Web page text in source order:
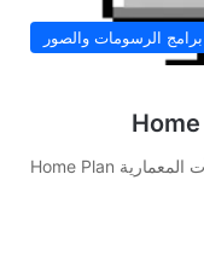
برامج الرسومات والصور
تحميل برنامج تصميم الخرائط المنزلية والمنشآت المعمارية Home Plan